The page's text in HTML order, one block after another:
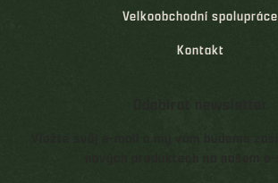
Velkoobchodní spolupráce
Kontakt